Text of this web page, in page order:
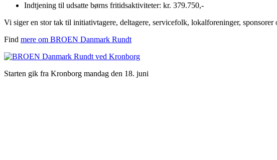
Indtjening til udsatte børns fritidsaktiviteter: kr. 379.750,-
Vi siger en stor tak til initiativtagere, deltagere, servicefolk, lokalforeninger, sponsorer
Find mere om BROEN Danmark Rundt
Starten gik fra Kronborg mandag den 18. juni